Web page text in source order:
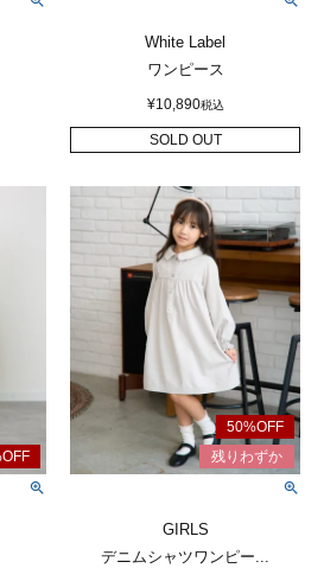
White Label
ワンピース
¥10,890税込
SOLD OUT
GIRLS
デニムシャツワンピー...